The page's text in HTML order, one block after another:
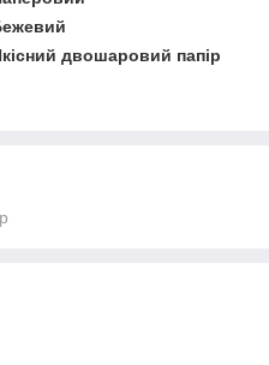
двошаровий папір